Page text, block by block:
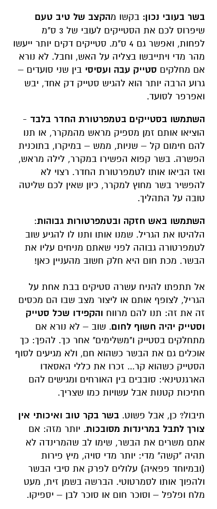
בשר בעובי נכון: בקשו מהקצב של טיב טעם
שיפרוס לכם את הסטייקים לעובי של 3 ס"מ
לפחות, ואפשר גם 4 ס"מ. סטייקים דקים יותר ייעשו
מהר מדי ויתייבשו בצליה על האש, וחבל. לא נורא
אם מחלקים סטייק עבה ועסיסי בין שני סועדים –
גרוע הרבה יותר הוא להגיש סטייק דק אחד, יבש
ואפרפר לסועד.
השתמשו בסטייקים בטמפרטורת החדר בלבד -
הוציאו אותם זמן מספיק מראש מהמקרר, או תנו
להם חימום קל – שניות, ממש – במיקרו, בתוכנית
הפשרה. בשר קפוא הפשירו במקרר, לילה מראש,
ואז הביאו אותו לטמפרטורת החדר. רצוי לא
להפשיר בשר מחוץ למקרר, כיון שאין לכם שליטה
טובה על התהליך.
השתמשו באש חזקה ובטמפרטורות גבוהות:
הלהיטו את הגריל. שמנו אותו ותנו לו להגיע שוב
לטמפרטורה גבוהה לפני שאתם מניחים עליו את
הבשר. מכת חום היא חלק חשוב מהעניין כאן!
אל תתפתו להניח עשרה סטיקים בבת אחת על
הגריל, לצופף אותם או ליצור מצב שבו הם מכסים
זה את זה: תנו להם מרווח והקפידו שכל סטייק
וסטייק יהיה חשוף לחום. שוב – לא נורא אם
מתחלקים בסטייק ו"משלימים" אחר כך. להפך: כך
אוכלים גם את הבשר כשהוא חם, ולא מגיעים לסוף
הסטייק כשהוא קר... זכרו את כללי האסאדו
הארגנטינאי: סובבים בין האורחים ומגישים להם
חתיכות קטנות אבל עשויות כמו שצריך.
תיבול? כן, אבל פשוט. בשר בקר טוב ואיכותי אין
צורך לתבל במרינדות מסובכות. יותר מזה: אם
אתם משרים את הבשר, שימו לב שהמרינדה לא
תהיה "קשה" מדי: יותר מדי סויה, מיץ פירות
(ובמיוחד פפאיה) עלולים לפרק את סיבי הבשר
ולהפוך אותו לסמרטוטי. הברשה בשמן זית, מעט
מלח ופלפל – וסוכר חום או סוכר לבן – יספיקו.